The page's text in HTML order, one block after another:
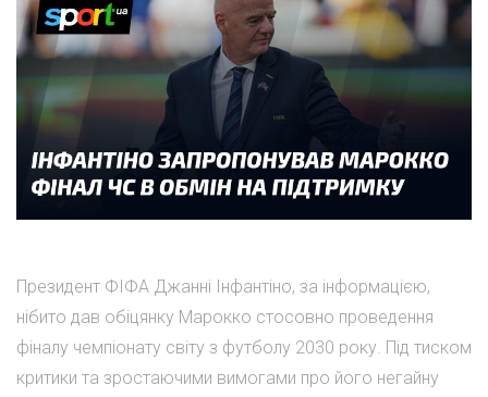
Президент ФІФА Джанні Інфантіно, за інформацією,
нібито дав обіцянку Марокко стосовно проведення
фіналу чемпіонату світу з футболу 2030 року. Під тиском
критики та зростаючими вимогами про його негайну